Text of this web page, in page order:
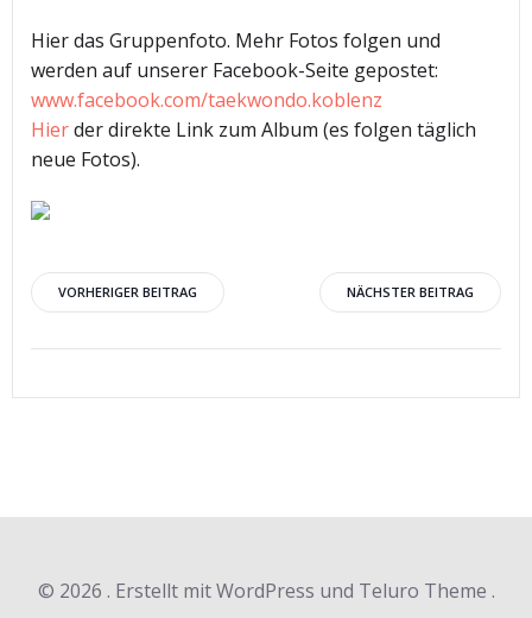
Hier das Gruppenfoto. Mehr Fotos folgen und
werden auf unserer Facebook-Seite gepostet:
www.facebook.com/taekwondo.koblenz
Hierder direkte Link zum Album (es folgen täglich
neue Fotos).
Beitragsnavigation
VORHERIGER BEITRAG NÄCHSTER BEITRAG
© 2026 . Erstellt mit WordPress und Teluro Theme .